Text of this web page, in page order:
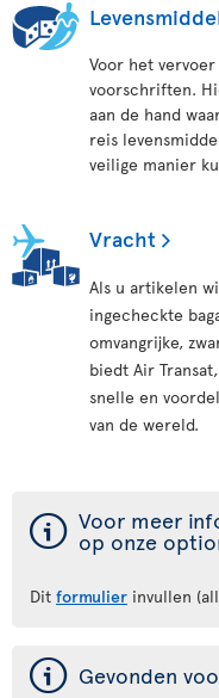
Voor het
voorschriften.
aan de hand
reis
veilige manier
Vracht
Als u artikelen
ingecheckte
omvangrijke,
biedt Air
snelle en
van de wereld.
ý Voor meer
op onze
Dit formulier invullen
ý Gevonden